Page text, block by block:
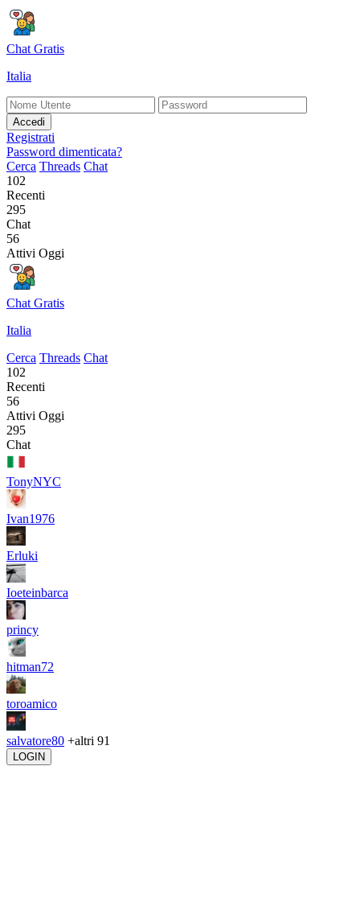
Chat Gratis
Italia
Accedi
Registrati
Password dimenticata?
Cerca Threads Chat
102
Recenti
295
Chat
56
Attivi Oggi
Chat Gratis
Italia
Cerca Threads Chat
102
Recenti
56
Attivi Oggi
295
Chat
TonyNYC
Ivan1976
Erluki
Ioeteinbarca
princy
hitman72
toroamico
salvatore80 +altri 91
LOGIN